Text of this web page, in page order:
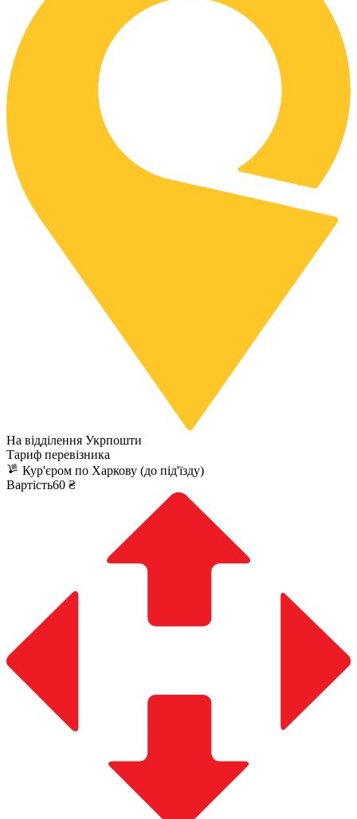
На відділення Укрпошти
Тариф перевізника
Кур'єром по Харкову (до під'їзду)
Вартість60 ₴